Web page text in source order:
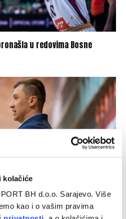
kolačiće
BH d.o.o. Sarajevo. Više
kao i o vašim pravima
u redovima Bosne
BiH naredne sezone u
ligi